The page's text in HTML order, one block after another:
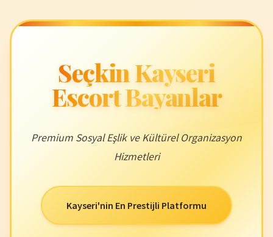
Seçkin Kayseri
Escort Bayanlar
Premium Sosyal Eşlik ve Kültürel Organizasyon
Hizmetleri
Kayseri'nin En Prestijli Platformu